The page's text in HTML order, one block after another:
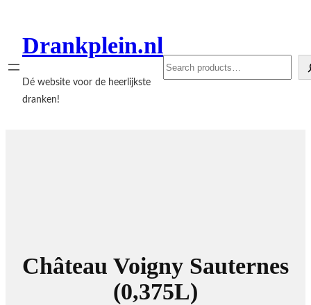
inhoud
Drankplein.nl
Dé website voor de heerlijkste
dranken!
Search
Château Voigny Sauternes
(0,375L)